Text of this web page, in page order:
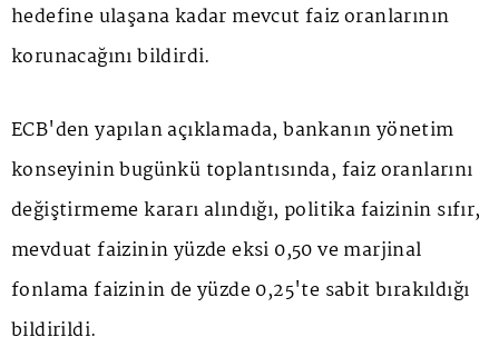
hedefine ulaşana kadar mevcut faiz oranlarının
korunacağını bildirdi.
ECB'den yapılan açıklamada, bankanın yönetim
konseyinin bugünkü toplantısında, faiz oranlarını
değiştirmeme kararı alındığı, politika faizinin sıfır,
mevduat faizinin yüzde eksi 0,50 ve marjinal
fonlama faizinin de yüzde 0,25'te sabit bırakıldığı
bildirildi.